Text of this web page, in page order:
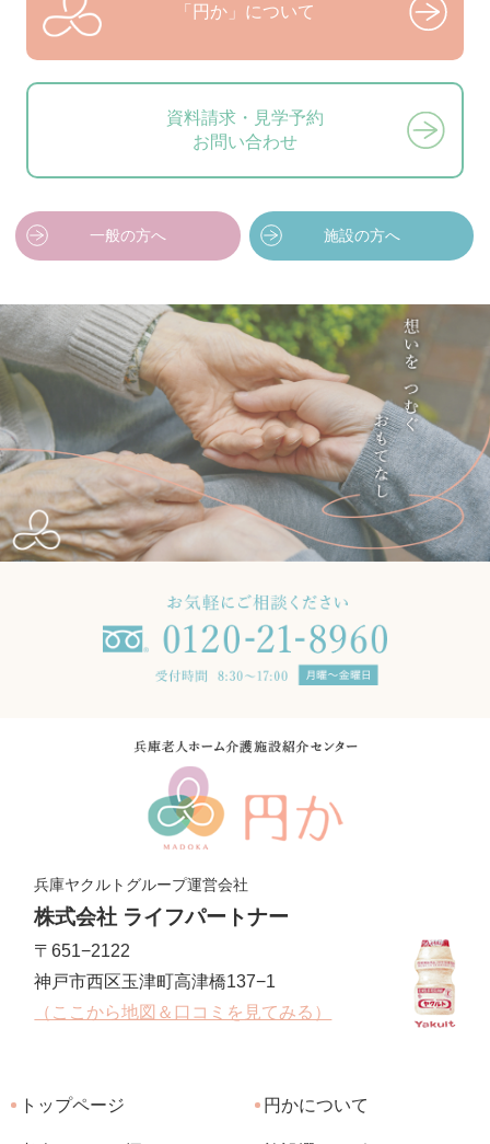
「円か」について
資料請求・見学予約
お問い合わせ
一般の方へ 施設の方へ
兵庫ヤクルトグループ運営会社
株式会社 ライフパートナー
〒651−2122
神戸市西区玉津町高津橋137−1
（ここから地図＆口コミを見てみる）
トップページ 円かについて